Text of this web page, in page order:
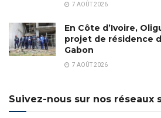
7 AOÛT 2026
En Côte d’Ivoire,
projet de résidence
Gabon
7 AOÛT 2026
Suivez-nous sur nos réseaux